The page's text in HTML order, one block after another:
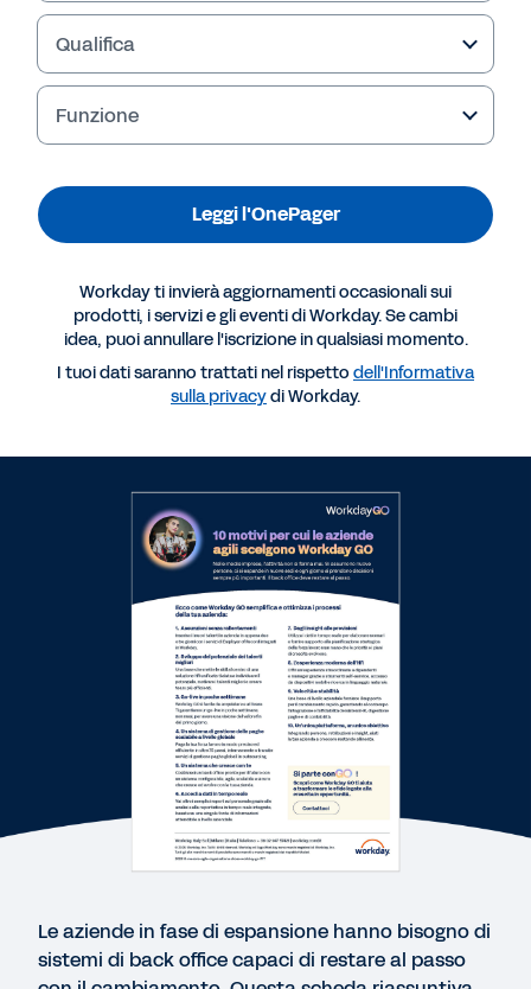
ONEPAGER
10 motivi per cui le aziende agili scelgono Workday
Facciamo spazio al futuro
Solutions that simplify HR.
Le tue operazioni HR e Finance sono all'altezza
delle nuove sfide?
CHECKLIST
Finance?
Qualifica
Funzione
Leggi l'OnePager
Workday ti invierà aggiornamenti occasionali sui
prodotti, i servizi e gli eventi di Workday. Se cambi
idea, puoi annullare l'iscrizione in qualsiasi momento.
I tuoi dati saranno trattati nel rispetto dell'Informativa
sulla privacydi Workday.
Le aziende in fase di espansione hanno bisogno di
sistemi di back office capaci di restare al passo